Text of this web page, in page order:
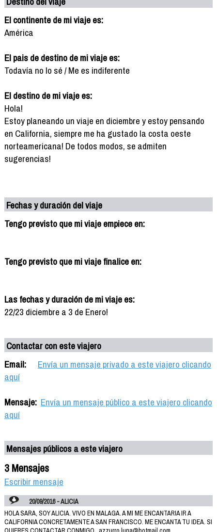
El continente de mi viaje es:
América
El pais de destino de mi viaje es:
Todavía no lo sé / Me es indiferente
El destino de mi viaje es:
Hola!
Estoy planeando un viaje en diciembre y estoy pensando
en California, siempre me ha gustado la costa oeste
norteamericana! De todos modos, se admiten
sugerencias!
Fechas y duración del viaje
Tengo previsto que mi viaje empiece en:
Tengo previsto que mi viaje finalice en:
Las fechas y duración de mi viaje es:
22/23 diciembre a 3 de Enero!
Contactar con este viajero
Email:
Envía un mensaje privado a este viajero clicando
aquí
Mensaje: Envía un mensaje público a este viajero clicando
aquí
Mensajes públicos a este viajero
3 Mensajes
Escribir mensaje
20/09/2016 - ALICIA
HOLA SARA, SOY ALICIA. VIVO EN MALAGA. A MI ME ENCANTARIA IR A
CALIFORNIA CONCRETAMENTE A SAN FRANCISCO. ME ENCANTA TU IDEA. SI